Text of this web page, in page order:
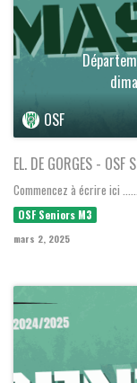
OSF
EL. DE GORGES -
Commencez à écrire ici ......
OSF Seniors M3
mars 2, 2025